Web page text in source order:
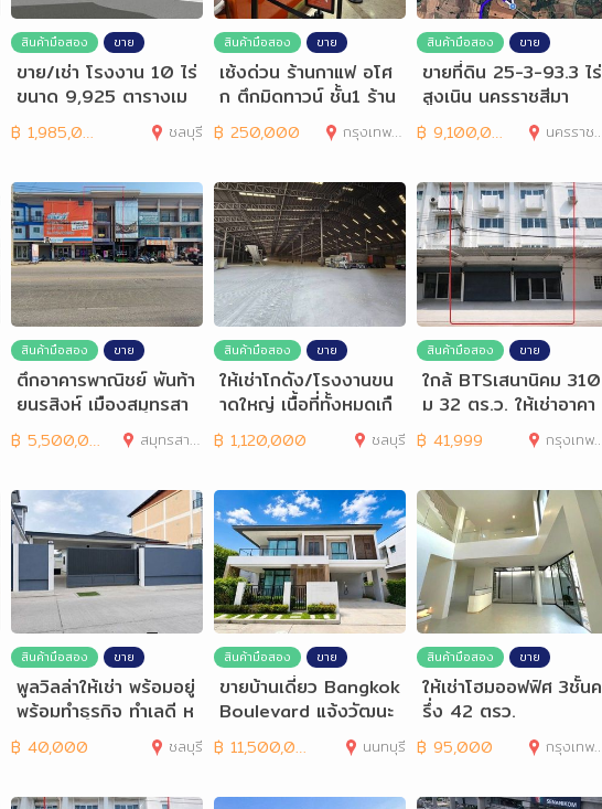
สินค้ามือสอง ขาย
ขาย/เช่า โรงงาน 10 ไร่
ขนาด 9,925 ตารางเม
ตร
฿ 1,985,000 ชลบุรี
สินค้ามือสอง ขาย
เซ้งด่วน ร้านกาแฟ อโศ
ก ตึกมิดทาวน์ ชั้น1 ร้าน
สวยมาก
฿ 250,000 กรุงเทพมหานคร
สินค้ามือสอง ขาย
ขายที่ดิน 25-3-93.3 ไร่
สูงเนิน นครราชสีมา
฿ 9,100,000 นครราชสีมา
สินค้ามือสอง ขาย
ตึกอาคารพาณิชย์ พันท้า
ยนรสิงห์ เมืองสมุทรสา
คร ติดถนน 4 เลน
฿ 5,500,000 สมุทรสาคร
สินค้ามือสอง ขาย
ให้เช่าโกดัง/โรงงานขน
าดใหญ่ เนื้อที่ทั้งหมดเกื
อบ 40 ไร่
฿ 1,120,000 ชลบุรี
สินค้ามือสอง ขาย
ใกล้ BTSเสนานิคม 310
ม 32 ตร.ว. ให้เช่าอาคา
รพาณิชย์ 4 ชั้น
฿ 41,999 กรุงเทพมหานคร
สินค้ามือสอง ขาย
พูลวิลล่าให้เช่า พร้อมอยู่
พร้อมทำธุรกิจ ทำเลดี ห
นองปลาไหล
฿ 40,000 ชลบุรี
สินค้ามือสอง ขาย
ขายบ้านเดี่ยว Bangkok
Boulevard แจ้งวัฒนะ
-ราชพฤกษ์
฿ 11,500,000 นนทบุรี
สินค้ามือสอง ขาย
ให้เช่าโฮมออฟฟิศ 3ชั้นค
รึ่ง 42 ตรว.
฿ 95,000 กรุงเทพมหานคร